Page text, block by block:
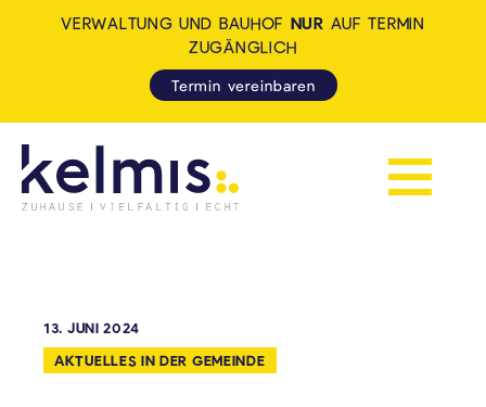
Navigation
VERWALTUNG UND BAUHOF NUR AUF TERMIN
ZUGÄNGLICH
Termin vereinbaren
13. JUNI 2024
AKTUELLES IN DER GEMEINDE